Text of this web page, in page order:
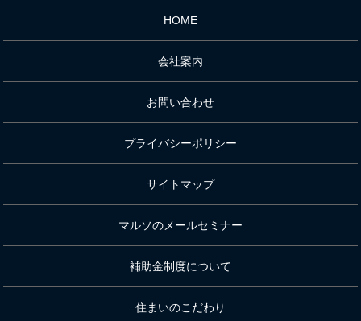
HOME
会社案内
お問い合わせ
プライバシーポリシー
サイトマップ
マルソのメールセミナー
補助金制度について
住まいのこだわり